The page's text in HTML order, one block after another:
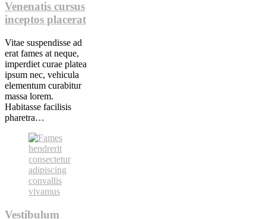
Venenatis cursus
inceptos placerat
Vitae suspendisse ad
erat fames at neque,
imperdiet curae platea
ipsum nec, vehicula
elementum curabitur
massa lorem.
Habitasse facilisis
pharetra…
Vestibulum